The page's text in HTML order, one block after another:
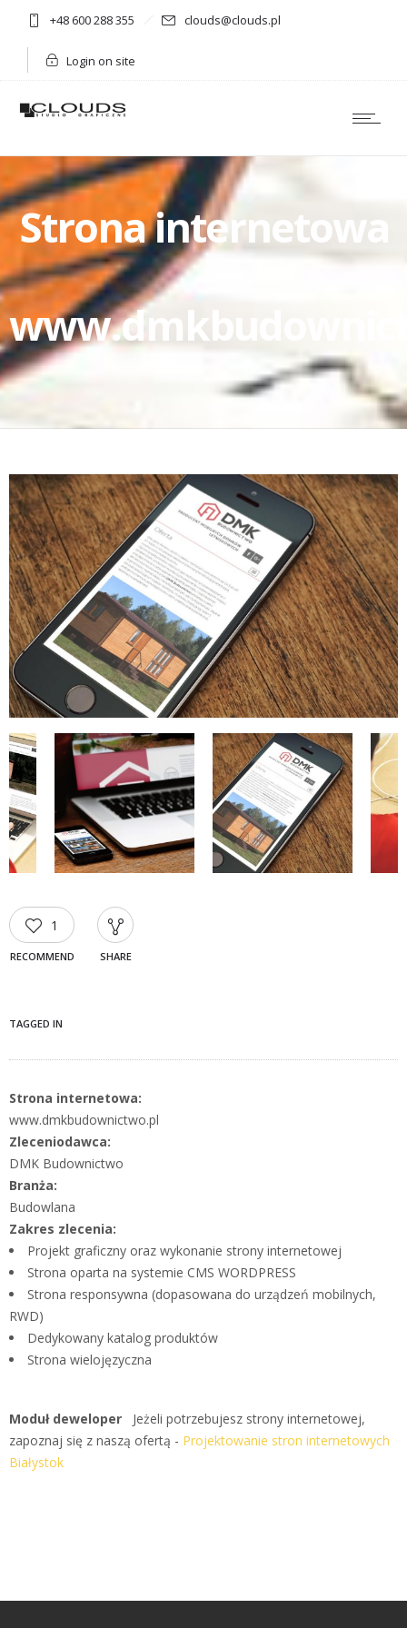
+48 600 288 355 clouds@clouds.pl
Login on site
Strona internetowa
–
1
RECOMMEND SHARE
TAGGED IN
Strona internetowa:
www.dmkbudownictwo.pl
Zleceniodawca:
DMK Budownictwo
Branża:
Budowlana
Zakres zlecenia:
Projekt graficzny oraz wykonanie strony internetowej
Strona oparta na systemie CMS WORDPRESS
Strona responsywna (dopasowana do urządzeń mobilnych,
RWD)
Dedykowany katalog produktów
Strona wielojęzyczna
Moduł deweloper Jeżeli potrzebujesz strony internetowej,
zapoznaj się z naszą ofertą - Projektowanie stron internetowych
Białystok